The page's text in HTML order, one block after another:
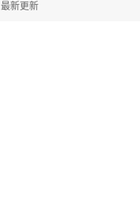
最新更新